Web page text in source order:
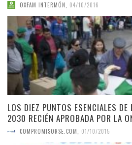
OXFAM INTERMÓN 04/10/2016
LOS DIEZ PUNTOS ESENCIALES DE
2030 RECIÉN APROBADA POR LA
COMPROMISORSE.COM 01/10/2015